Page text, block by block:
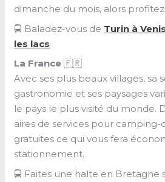
dimanche du mois, alors
🚍 Baladez-vous de Turin à
les lacs
La France🇫🇷
Avec ses plus beaux villages, sa
gastronomie et ses paysages
le pays le plus visité du monde.
aires de services pour camping-
gratuites ce qui vous fera
stationnement.
🚍 Faites une halte en Bretagne